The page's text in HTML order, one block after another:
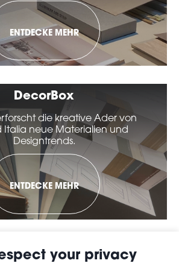
ENTDECKE MEHR
DecorBox
die kreative Ader von
Italia neue Materialien und
Designtrends.
ENTDECKE MEHR
your privacy